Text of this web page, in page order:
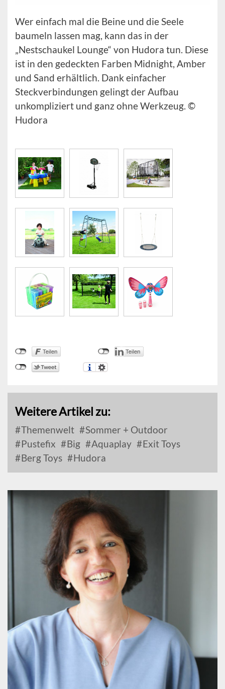
Wer einfach mal die Beine und die Seele
baumeln lassen mag, kann das in der
„Nestschaukel Lounge“ von Hudora tun. Diese
ist in den gedeckten Farben Midnight, Amber
und Sand erhältlich. Dank einfacher
Steckverbindungen gelingt der Aufbau
unkompliziert und ganz ohne Werkzeug. ©
Hudora
Weitere Artikel zu:
Themenwelt
Sommer + Outdoor
Pustefix
Big Aquaplay
Exit Toys
Berg Toys
Hudora